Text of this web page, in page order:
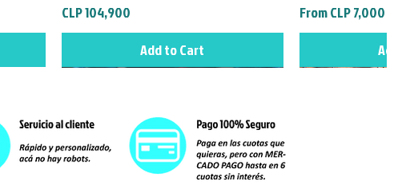
Price
CLP 104,900
Add to Cart
FromCLP 7,000
Sale Price
Add